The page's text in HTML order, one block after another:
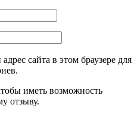
сайта в этом браузере для
иметь возможность
отзыву.